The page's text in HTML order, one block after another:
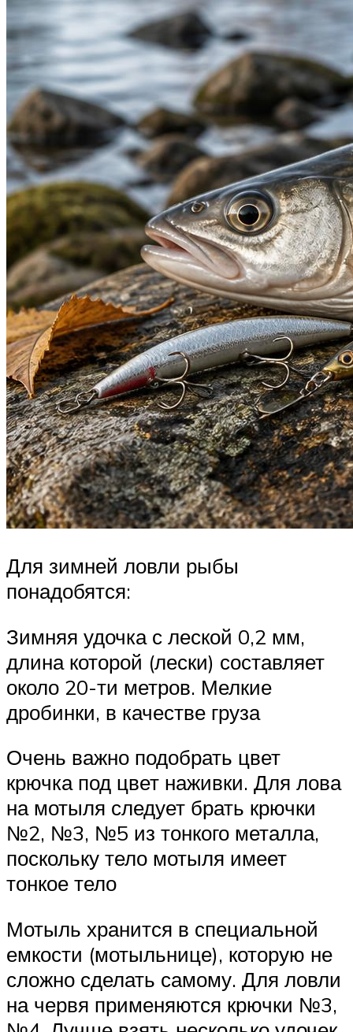
Для зимней ловли рыбы
понадобятся:
Зимняя удочка с леской 0,2 мм,
длина которой (лески) составляет
около 20-ти метров. Мелкие
дробинки, в качестве груза
Очень важно подобрать цвет
крючка под цвет наживки. Для лова
на мотыля следует брать крючки
№2, №3, №5 из тонкого металла,
поскольку тело мотыля имеет
тонкое тело
Мотыль хранится в специальной
емкости (мотыльнице), которую не
сложно сделать самому. Для ловли
на червя применяются крючки №3,